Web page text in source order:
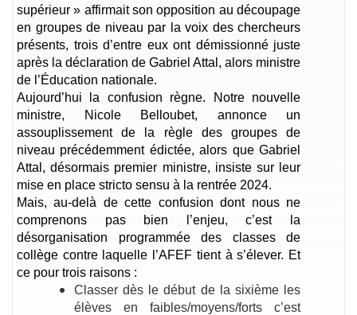
supérieur » affirmait son opposition au découpage
en groupes de niveau par la voix des chercheurs
présents, trois d’entre eux ont démissionné juste
après la déclaration de Gabriel Attal, alors ministre
de l’Éducation nationale.
Aujourd’hui la confusion règne. Notre nouvelle
ministre, Nicole Belloubet, annonce un
assouplissement de la règle des groupes de
niveau précédemment édictée, alors que Gabriel
Attal, désormais premier ministre, insiste sur leur
mise en place stricto sensu à la rentrée 2024.
Mais, au-delà de cette confusion dont nous ne
comprenons pas bien l’enjeu, c’est la
désorganisation programmée des classes de
collège contre laquelle l’AFEF tient à s’élever. Et
ce pour trois raisons :
Classer dès le début de la sixième les
élèves en faibles/moyens/forts c’est